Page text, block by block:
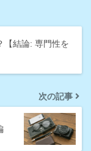
【結論: 専門性を
次の記事